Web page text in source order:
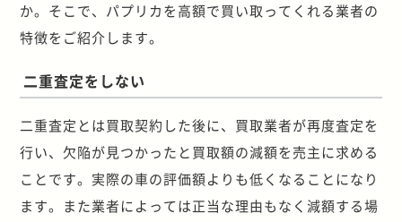
か。そこで、パプリカを高額で買い取ってくれる業者の
特徴をご紹介します。
二重査定をしない
二重査定とは買取契約した後に、買取業者が再度査定を
行い、欠陥が見つかったと買取額の減額を売主に求める
ことです。実際の車の評価額よりも低くなることになり
ます。また業者によっては正当な理由もなく減額する場